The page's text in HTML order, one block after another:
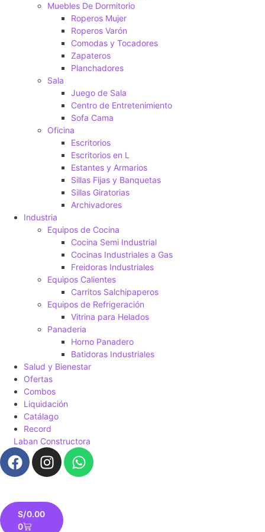
Muebles De Dormitorio
Roperos Mujer
Roperos Varón
Comodas y Tocadores
Zapateros
Planchadores
Sala
Juego de Sala
Centro de Entretenimiento
Sofa Cama
Oficina
Escritorios
Escritorios en L
Estantes y Armarios
Sillas Fijas y Banquetas
Sillas Giratorias
Archivadores
Industria
Equipos de Cocina
Cocina Semi Industrial
Cocinas Industriales a Gas
Freidoras Industriales
Equipos Calientes
Carritos Salchipaperos
Equipos de Refrigeración
Vitrina para Helados
Panaderia
Horno Panadero
Batidoras Industriales
Salud y Bienestar
Ofertas
Combos
Liquidación
Catálago
Record
Laban Constructora
S/0.00
0